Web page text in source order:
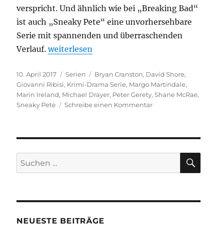
verspricht. Und ähnlich wie bei „Breaking Bad“
ist auch „Sneaky Pete“ eine unvorhersehbare
Serie mit spannenden und überraschenden
Verlauf.„Sneaky Pete“
weiterlesen
Veröffentlicht
am
10. April 2017 Kategorien
Serien Schlagwörter
Bryan Cranston, David Shore,
Giovanni Ribisi, Krimi-Drama Serie, Margo Martindale,
Marin Ireland, Michael Drayer, Peter Gerety,Shane McRae,
Sneaky Pete
Schreibe einen Kommentarzu
Suchen
nach:
NEUESTE BEITRÄGE